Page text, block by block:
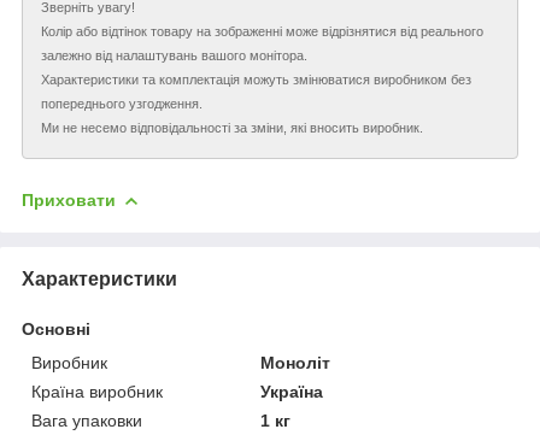
Зверніть увагу!
Колір або відтінок товару на зображенні може відрізнятися від реального
залежно від налаштувань вашого монітора.
Характеристики та комплектація можуть змінюватися виробником без
попереднього узгодження.
Ми не несемо відповідальності за зміни, які вносить виробник.
Приховати
Характеристики
Основні
Виробник
Моноліт
Країна виробник
Україна
Вага упаковки
1 кг